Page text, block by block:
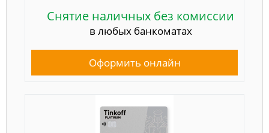
Снятие наличных без комиссии
в любых банкоматах
Оформить онлайн